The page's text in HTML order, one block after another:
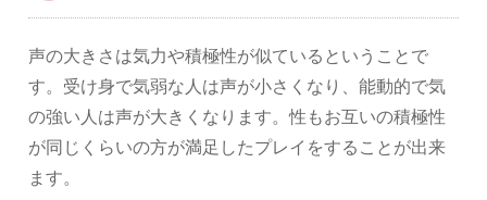
声の大きさは気力や積極性が似ているということで
す。受け身で気弱な人は声が小さくなり、能動的で気
の強い人は声が大きくなります。性もお互いの積極性
が同じくらいの方が満足したプレイをすることが出来
ます。